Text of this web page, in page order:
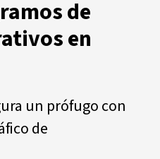
de
en
un prófugo con
de